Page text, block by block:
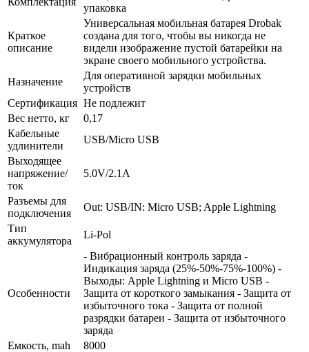
упаковка
Краткое
описание
Универсальная мобильная батарея Drobak
создана для того, чтобы вы никогда не
видели изображение пустой батарейки на
экране своего мобильного устройства.
Назначение
Для оперативной зарядки мобильных
устройств
Сертификация Не подлежит
Вес нетто, кг
0,17
Кабельные
удлинители
USB/Micro USB
Выходящее
напряжение/
ток
5.0V/2.1A
Разъемы для
подключения
Out: USB/IN: Micro USB; Apple Lightning
Тип
аккумулятора
Li-Pol
Особенности
- Вибрационный контроль заряда -
Индикация заряда (25%-50%-75%-100%) -
Выходы: Apple Lightning и Micro USB -
Защита от короткого замыкания - Защита от
избыточного тока - Защита от полной
разрядки батареи - Защита от избыточного
заряда
Емкость, mah
8000